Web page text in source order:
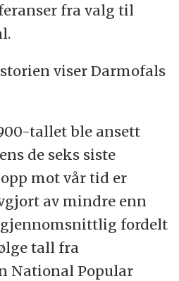
fra valg til
viser Darmofals
tallet ble ansett
de seks siste
mot vår tid er
av mindre enn
gjennomsnittlig fordelt
tall fra
National Popular